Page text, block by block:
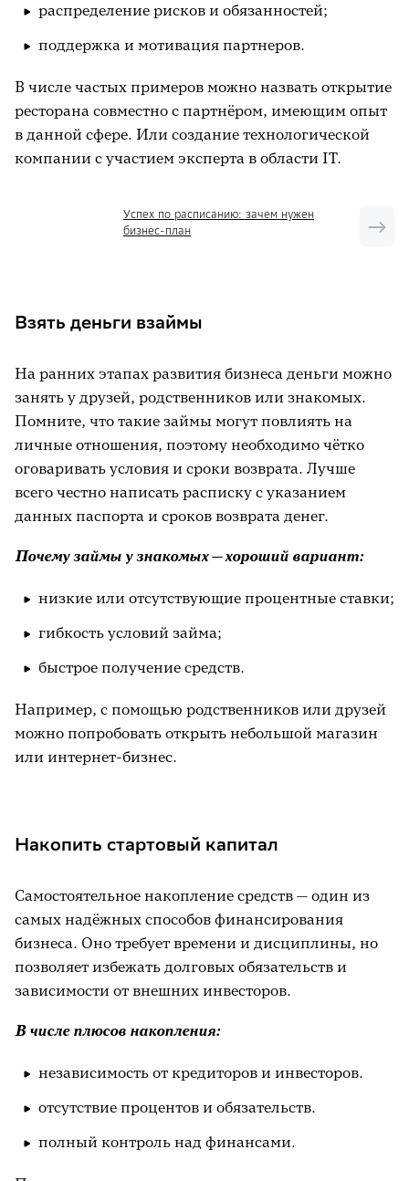
распределение рисков и обязанностей;
поддержка и мотивация партнеров.
В числе частых примеров можно назвать открытие
ресторана совместно с партнёром, имеющим опыт
в данной сфере. Или создание технологической
компании с участием эксперта в области IT.
Успех по расписанию: зачем нужен
бизнес-план
Взять деньги взаймы
На ранних этапах развития бизнеса деньги можно
занять у друзей, родственников или знакомых.
Помните, что такие займы могут повлиять на
личные отношения, поэтому необходимо чётко
оговаривать условия и сроки возврата. Лучше
всего честно написать расписку с указанием
данных паспорта и сроков возврата денег.
Почему займы у знакомых — хороший вариант:
низкие или отсутствующие процентные ставки;
гибкость условий займа;
быстрое получение средств.
Например, с помощью родственников или друзей
можно попробовать открыть небольшой магазин
или интернет-бизнес.
Накопить стартовый капитал
Самостоятельное накопление средств — один из
самых надёжных способов финансирования
бизнеса. Оно требует времени и дисциплины, но
позволяет избежать долговых обязательств и
зависимости от внешних инвесторов.
В числе плюсов накопления:
независимость от кредиторов и инвесторов.
отсутствие процентов и обязательств.
полный контроль над финансами.